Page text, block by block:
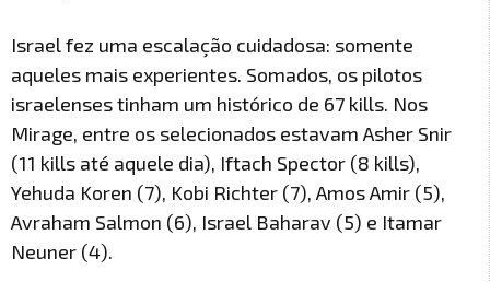
Israel fez uma escalação cuidadosa: somente
aqueles mais experientes. Somados, os pilotos
israelenses tinham um histórico de 67 kills. Nos
Mirage, entre os selecionados estavam Asher Snir
(11 kills até aquele dia), Iftach Spector (8 kills),
Yehuda Koren (7), Kobi Richter (7), Amos Amir (5),
Avraham Salmon (6), Israel Baharav (5) e Itamar
Neuner (4).